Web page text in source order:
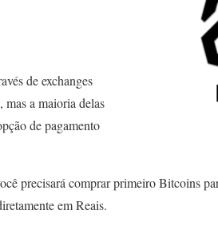
de exchanges
mas a maioria delas
de pagamento
precisará comprar primeiro Bitcoins
em Reais.